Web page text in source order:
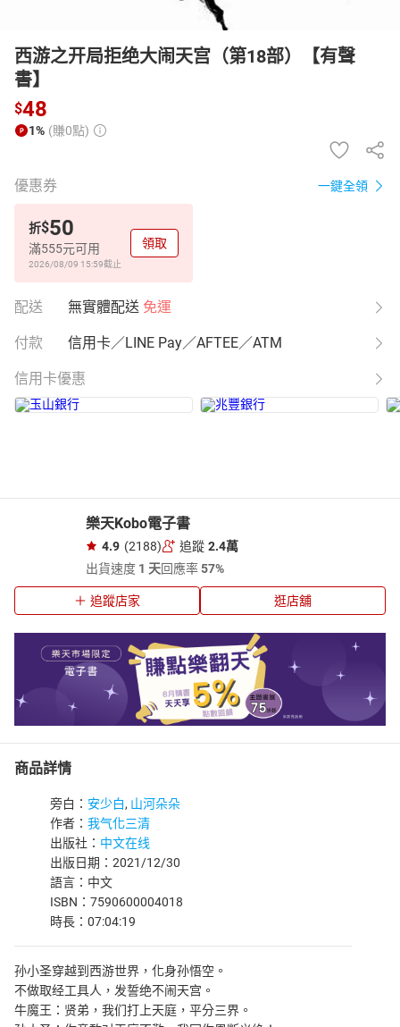
西游之开局拒绝大闹天宫（第18部）【有聲
書】
$48
1% (賺0點)
優惠券 一鍵全領
折$50
滿555元可用
2026/08/09 15:59截止
領取
配送 無實體配送 免運
付款 信用卡／LINE Pay／AFTEE／ATM
信用卡優惠
樂天Kobo電子書
4.9 (2188) 追蹤 2.4萬
出貨速度 1 天回應率57%
追蹤店家 逛店舖
商品詳情
旁白： 安少白, 山河朵朵
作者： 我气化三清
出版社： 中文在线
出版日期：2021/12/30
語言：中文
ISBN：7590600004018
時長：07:04:19
孙小圣穿越到西游世界，化身孙悟空。
不做取经工具人，发誓绝不闹天宫。
牛魔王：贤弟，我们打上天庭，平分三界。